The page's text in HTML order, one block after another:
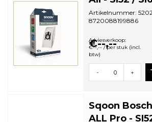
Artikelnummer:
8720088199886
bestelhoeveelheid: ...
€--,--
Adviesverkoop:
€--,-- / per stuk (incl.
btw)
- +
Sqoon
ALL Pro -